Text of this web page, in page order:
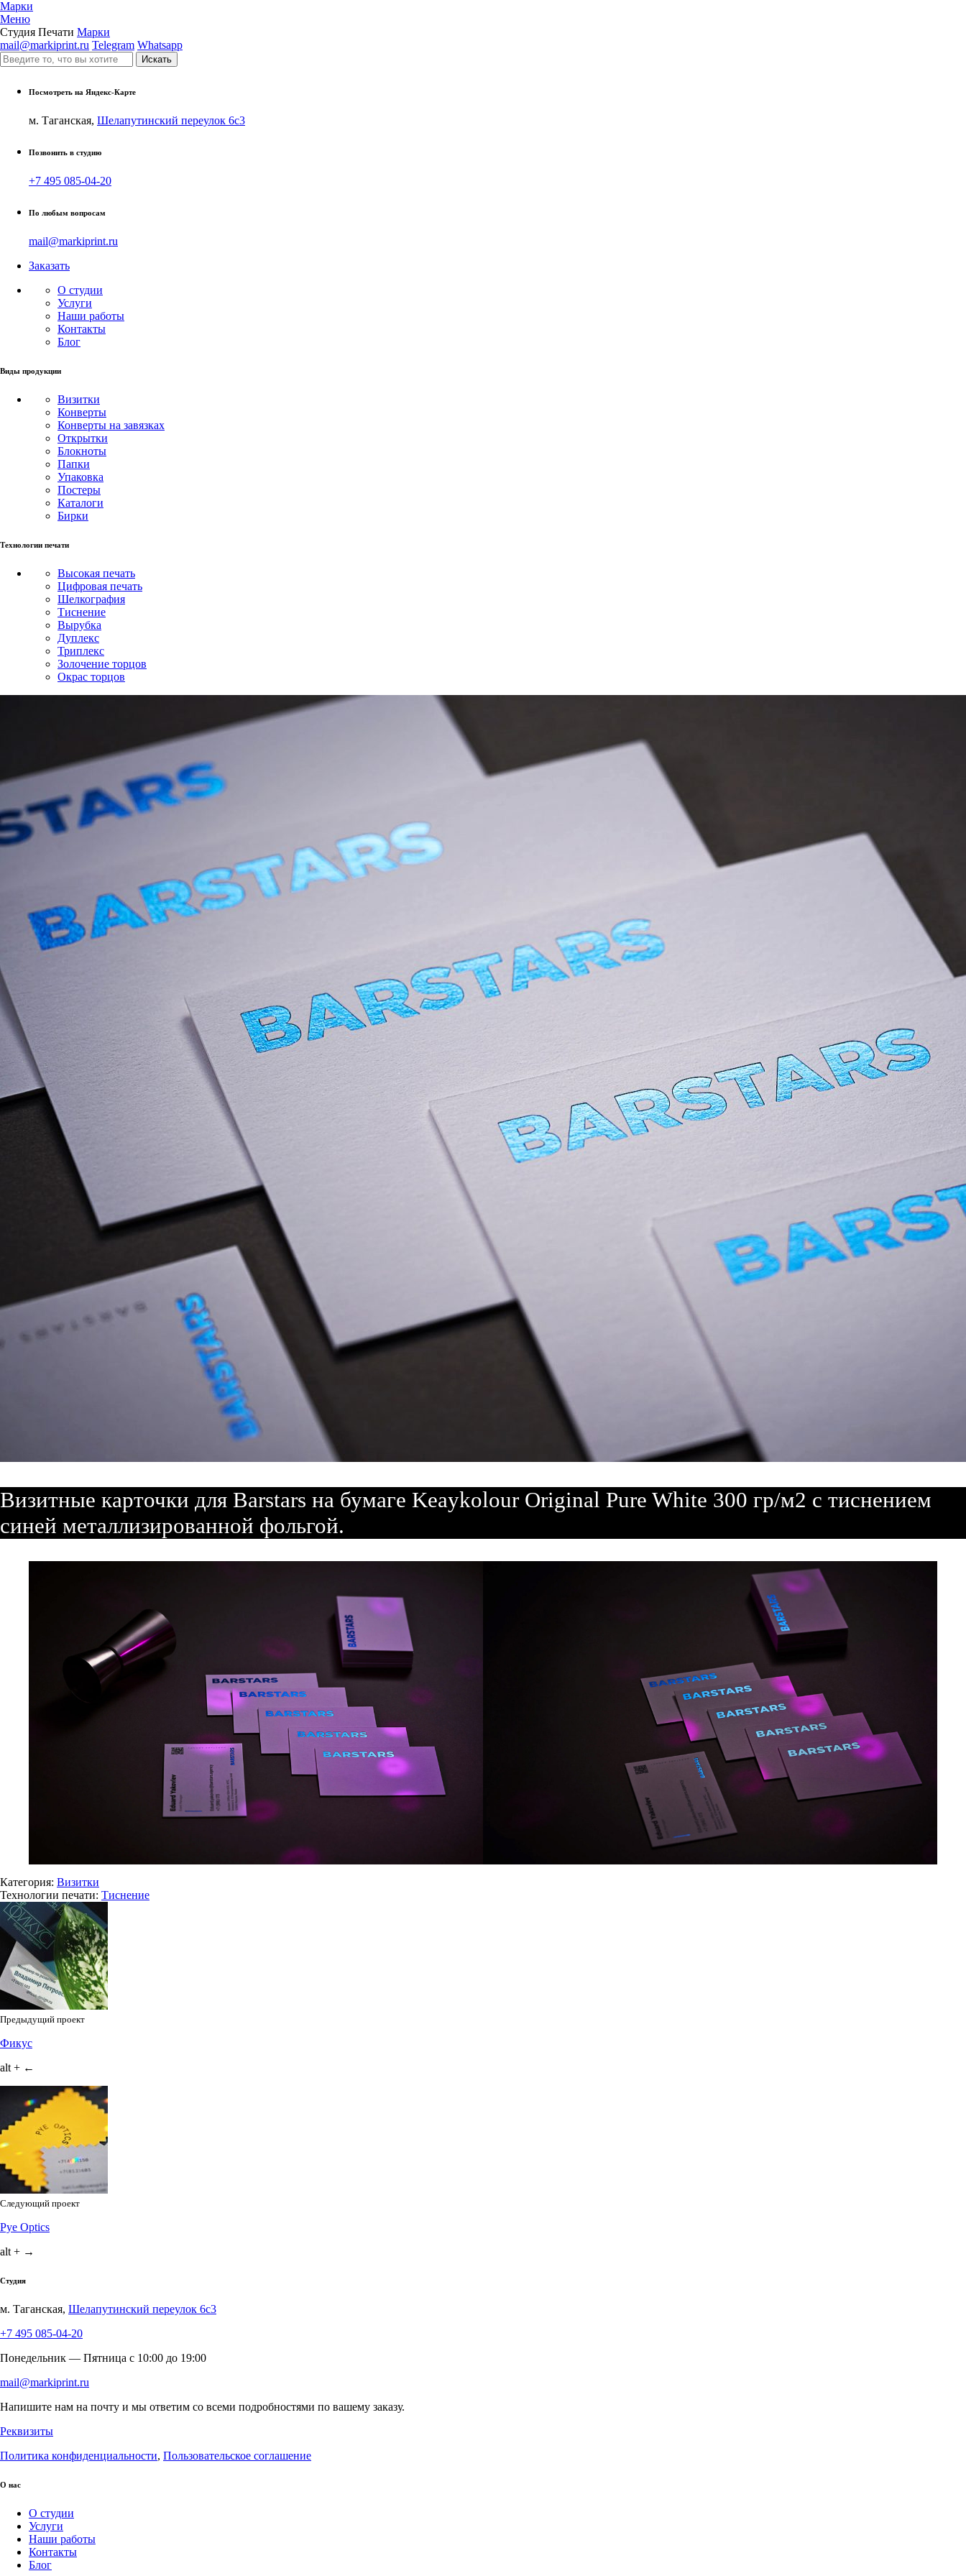
Марки
Меню
Студия Печати Марки
mail@markiprint.ru Telegram Whatsapp
Посмотреть на Яндекс-Карте
м. Таганская, Шелапутинский переулок 6с3
Позвонить в студию
+7 495 085-04-20
По любым вопросам
mail@markiprint.ru
Заказать
О студии
Услуги
Наши работы
Контакты
Блог
Виды продукции
Визитки
Конверты
Конверты на завязках
Открытки
Блокноты
Папки
Упаковка
Постеры
Каталоги
Бирки
Технологии печати
Высокая печать
Цифровая печать
Шелкография
Тиснение
Вырубка
Дуплекс
Триплекс
Золочение торцов
Окрас торцов
Визитные карточки для Barstars на бумаге Keaykolour Original Pure White 300 гр/м2 с тиснением
синей металлизированной фольгой.
Категория: Визитки
Технологии печати: Тиснение
Предыдущий проект
Фикус
alt + ←
Следующий проект
Pye Optics
alt + →
Студия
м. Таганская, Шелапутинский переулок 6с3
+7 495 085-04-20
Понедельник — Пятница c 10:00 до 19:00
mail@markiprint.ru
Напишите нам на почту и мы ответим со всеми подробностями по вашему заказу.
Реквизиты
Политика конфиденциальности, Пользовательское соглашение
О нас
О студии
Услуги
Наши работы
Контакты
Блог